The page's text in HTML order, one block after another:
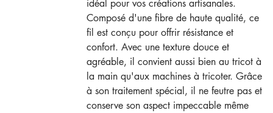
idéal pour vos créations artisanales.
Composé d'une fibre de haute qualité, ce
fil est conçu pour offrir résistance et
confort. Avec une texture douce et
agréable, il convient aussi bien au tricot à
la main qu'aux machines à tricoter. Grâce
à son traitement spécial, il ne feutre pas et
conserve son aspect impeccable même